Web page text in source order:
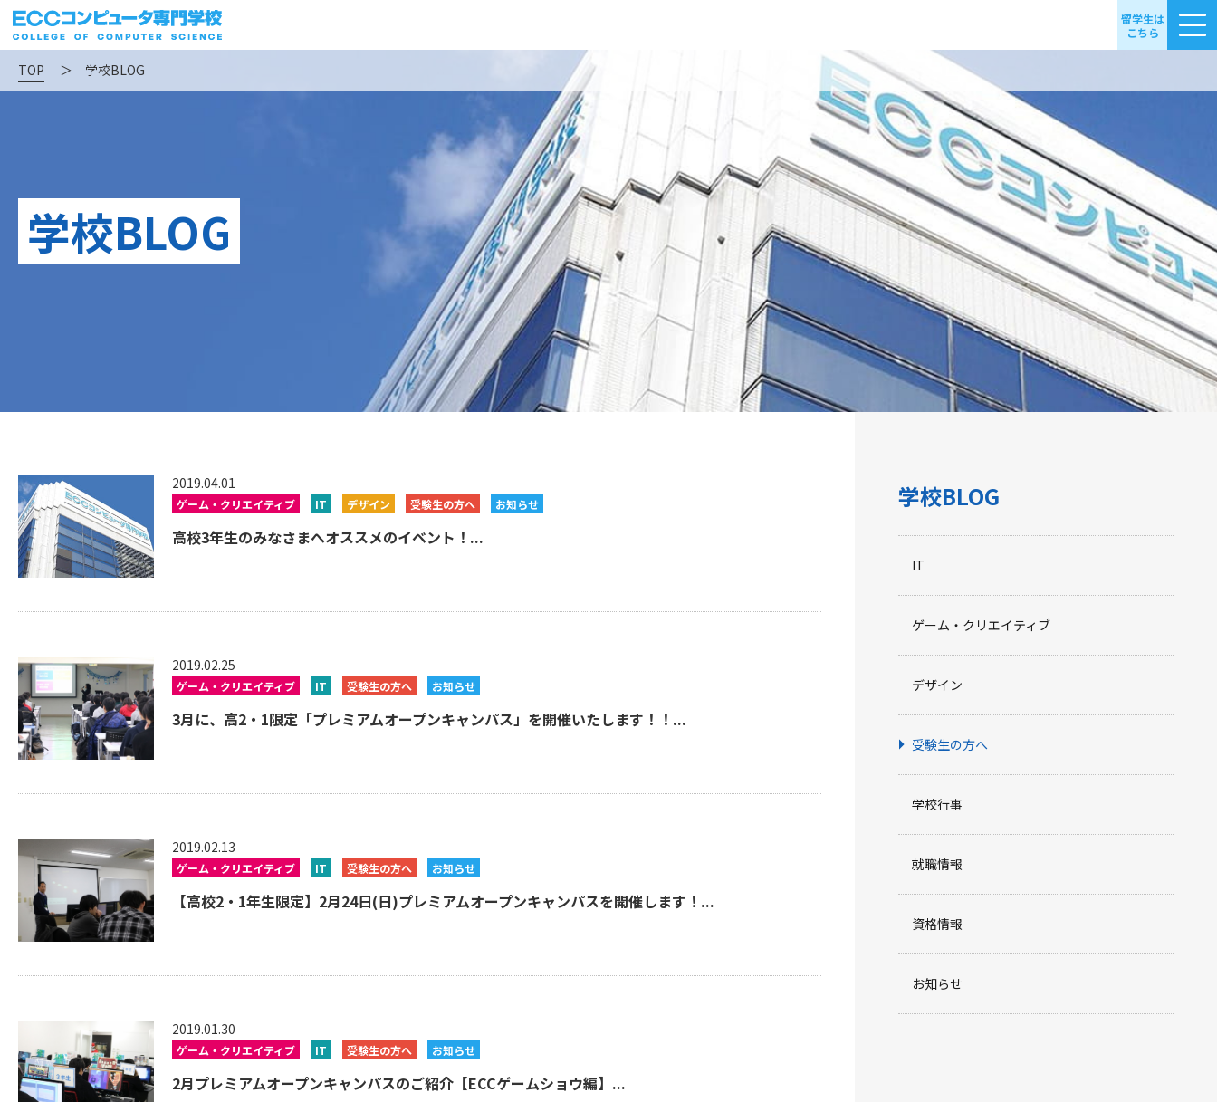
留学生は
こちら
TOP ＞ 学校BLOG
学校BLOG
2019.04.01
ゲーム・クリエイティブ IT デザイン 受験生の方へ お知らせ
高校3年生のみなさまへオススメのイベント！...
2019.02.25
ゲーム・クリエイティブ IT 受験生の方へ お知らせ
3月に、高2・1限定「プレミアムオープンキャンパス」を開催いたします！！...
2019.02.13
ゲーム・クリエイティブ IT 受験生の方へ お知らせ
【高校2・1年生限定】2月24日(日)プレミアムオープンキャンパスを開催します！...
2019.01.30
ゲーム・クリエイティブ IT 受験生の方へ お知らせ
2月プレミアムオープンキャンパスのご紹介【ECCゲームショウ編】...
学校BLOG
IT
ゲーム・クリエイティブ
デザイン
受験生の方へ
学校行事
就職情報
資格情報
お知らせ